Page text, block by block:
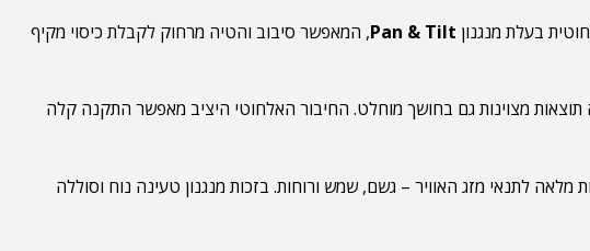
בעלת מנגנון Pan & Tilt, המאפשר סיבוב והטיה מרחוק לקבלת כיסוי מקיף
מצוינות גם בחושך מוחלט. החיבור האלחוטי היציב מאפשר התקנה קלה
מלאה לתנאי מזג האוויר – גשם, שמש ורוחות. בזכות מנגנון טעינה נוח וסוללה